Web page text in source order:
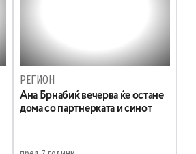
РЕГИОН
Ана Брнабиќ вечерва ќе остане
дома со партнерката и синот